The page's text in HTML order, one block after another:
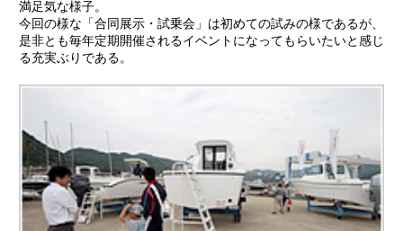
満足気な様子。
今回の様な「合同展示・試乗会」は初めての試みの様であるが、
是非とも毎年定期開催されるイベントになってもらいたいと感じ
る充実ぶりである。